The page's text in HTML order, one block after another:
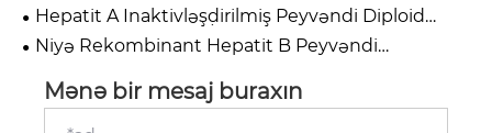
İnfeksiyasına Qarşı Effektiv Müdafiəni Necə
Dəstəkləyir?
Hepatit A İnaktivləşdirilmiş Peyvəndi Diploid
Hüceyrə: Onu Müasir İmmunlaşdırma Proqramları
üçün Etibarlı Seçim edən Nədir?
Niyə Rekombinant Hepatit B Peyvəndi
Alınması və Qaraciyər Xərçənginin İlkin Mühafizəsi
üçün Qızıl Standartdır?
Mənə bir mesaj buraxın